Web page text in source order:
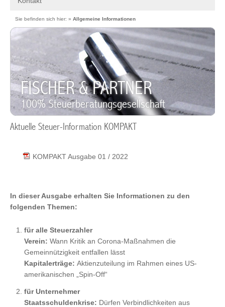
Sie befinden sich hier: » Allgemeine Informationen
FISCHER & PARTNER
100% Steuerberatungsgesellschaft
Aktuelle Steuer-Information KOMPAKT
KOMPAKT Ausgabe 01 / 2022
In dieser Ausgabe erhalten Sie Informationen zu den
folgenden Themen:
für alle Steuerzahler
Verein: Wann Kritik an Corona-Maßnahmen die
Gemeinnützigkeit entfallen lässt
Kapitalerträge: Aktienzuteilung im Rahmen eines US-
amerikanischen „Spin-Off“
für Unternehmer
Staatsschuldenkrise: Dürfen Verbindlichkeiten aus